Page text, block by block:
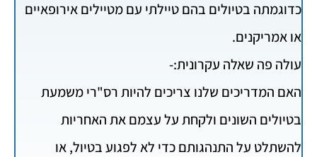
כדוגמתה בטיולים בהם טיילתי עם מטיילים אירופאיים
או אמריקנים.
עולה פה שאלה עקרונית:-
האם המדריכים שלנו צריכים להיות רס"רי משמעת
בטיולים השונים ולקחת על עצמם את האחריות
להשתלט על התנהגותם כדי לא לפגוע בטיול, או